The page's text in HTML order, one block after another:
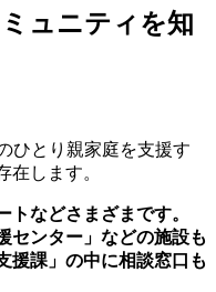
ュニティを知
ひとり親家庭を支援す
在します。
などさまざまです。
センター」などの施設も
援課」の中に相談窓口も